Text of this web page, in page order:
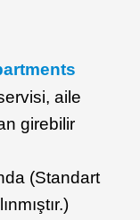
aile
girebilir
(Standart